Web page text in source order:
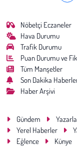
Nöbetçi Eczaneler
Hava Durumu
Trafik Durumu
Puan Durumu ve
Tüm Manşetler
Son Dakika
Haber Arşivi
Gündem
Yerel Haberler
Eğlence
Künye